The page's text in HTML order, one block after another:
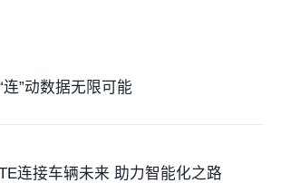
连”动数据无限可能
连接车辆未来 助力智能化之路